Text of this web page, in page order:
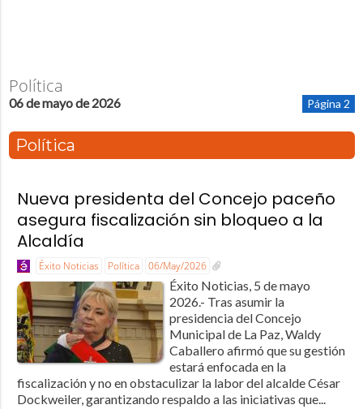
Política
06 de mayo de 2026 Página 2
Política
Nueva presidenta del Concejo paceño
asegura fiscalización sin bloqueo a la
Alcaldía
Éxito Noticias Política 06/May/2026
Éxito Noticias, 5 de mayo
2026.- Tras asumir la
presidencia del Concejo
Municipal de La Paz, Waldy
Caballero afirmó que su gestión
estará enfocada en la
fiscalización y no en obstaculizar la labor del alcalde César
Dockweiler, garantizando respaldo a las iniciativas que...